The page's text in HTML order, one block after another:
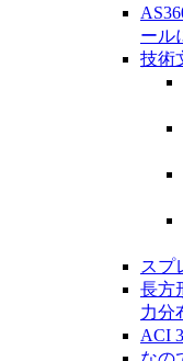
ール
技術
スプ
長方
力分
ACI